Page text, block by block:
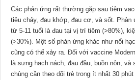
Các phản ứng rất thường gặp sau tiêm
tiêu chảy, đau khớp, đau cơ, và sốt. Phản
từ 5-11 tuổi là đau tại vị trí tiêm (>80%),
(>30%). Một số phản ứng khác như nổi
cũng có thể xảy ra. Đối với vaccine
là sưng hạch nách, đau đầu, buồn nôn,
chủng cần theo dõi trẻ trong ít nhất 30